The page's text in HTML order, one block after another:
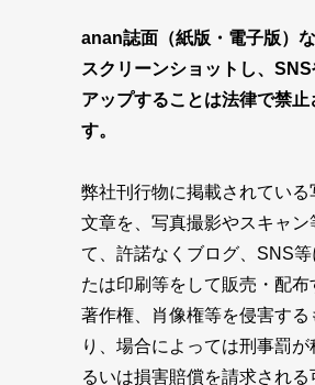
anan誌面（紙版・電子版）
スクリーンショットし、
アップすることは法律で禁止
す。
弊社刊行物に掲載されている
文章を、写真撮影やスキャン
て、許諾なくブログ、SNS等
たは印刷等をして販売・配布
著作権、肖像権等を侵害する
り、場合によっては刑事罰が
るいは損害賠償を請求される